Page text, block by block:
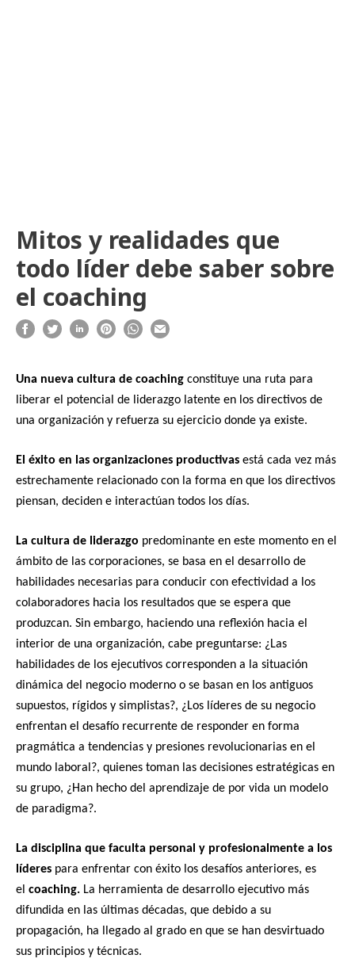
Mitos y realidades que
todo líder debe saber sobre
el coaching
Una nueva cultura de coaching constituye una ruta para
liberar el potencial de liderazgo latente en los directivos de
una organización y refuerza su ejercicio donde ya existe.
El éxito en las organizaciones productivas está cada vez más
estrechamente relacionado con la forma en que los directivos
piensan, deciden e interactúan todos los días.
La cultura de liderazgo predominante en este momento en el
ámbito de las corporaciones, se basa en el desarrollo de
habilidades necesarias para conducir con efectividad a los
colaboradores hacia los resultados que se espera que
produzcan. Sin embargo, haciendo una reflexión hacia el
interior de una organización, cabe preguntarse: ¿Las
habilidades de los ejecutivos corresponden a la situación
dinámica del negocio moderno o se basan en los antiguos
supuestos, rígidos y simplistas?, ¿Los líderes de su negocio
enfrentan el desafío recurrente de responder en forma
pragmática a tendencias y presiones revolucionarias en el
mundo laboral?, quienes toman las decisiones estratégicas en
su grupo, ¿Han hecho del aprendizaje de por vida un modelo
de paradigma?.
La disciplina que faculta personal y profesionalmente a los
líderes para enfrentar con éxito los desafíos anteriores, es
el coaching. La herramienta de desarrollo ejecutivo más
difundida en las últimas décadas, que debido a su
propagación, ha llegado al grado en que se han desvirtuado
sus principios y técnicas.